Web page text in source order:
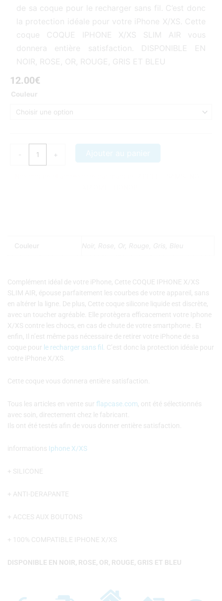
de sa coque pour le recharger sans fil. C’est donc
la protection idéale pour votre iPhone X/XS. Cette
coque COQUE IPHONE X/XS SLIM AIR vous
donnera entière satisfaction. DISPONIBLE EN
NOIR, ROSE, OR, ROUGE, GRIS ET BLEU
12.00€
Couleur
-
quantité
Coque
+
Couleur Noir, Rose, Or, Rouge, Gris, Bleu
Complément idéal de votre iPhone, Cette COQUE IPHONE X/XS
SLIM AIR, épouse parfaitement les courbes de votre appareil, sans
en altérer la ligne. De plus, Cette coque silicone liquide est discrète,
avec un toucher agréable. Elle protègera efficacement votre Iphone
X/XS contre les chocs, en cas de chute de votre smartphone . Et
enfin, Il n’est même pas nécessaire de retirer votre iPhone de sa
coque pour le recharger sans fil. C’est donc la protection idéale pour
votre iPhone X/XS.
Cette coque vous donnera entière satisfaction.
Tous les articles en vente sur flapcase.com, ont été sélectionnés
avec soin, directement chez le fabricant.
Ils ont été testés afin de vous donner entière satisfaction.
informations Iphone X/XS
+ SILICONE
+ ANTI-DERAPANTE
+ ACCES AUX BOUTONS
+ 100% COMPATIBLE IPHONE X/XS
DISPONIBLE EN NOIR, ROSE, OR, ROUGE, GRIS ET BLEU